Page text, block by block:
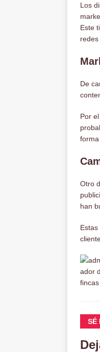
Los
Este
redes
De
Por
forma
Otro
han
SÉ